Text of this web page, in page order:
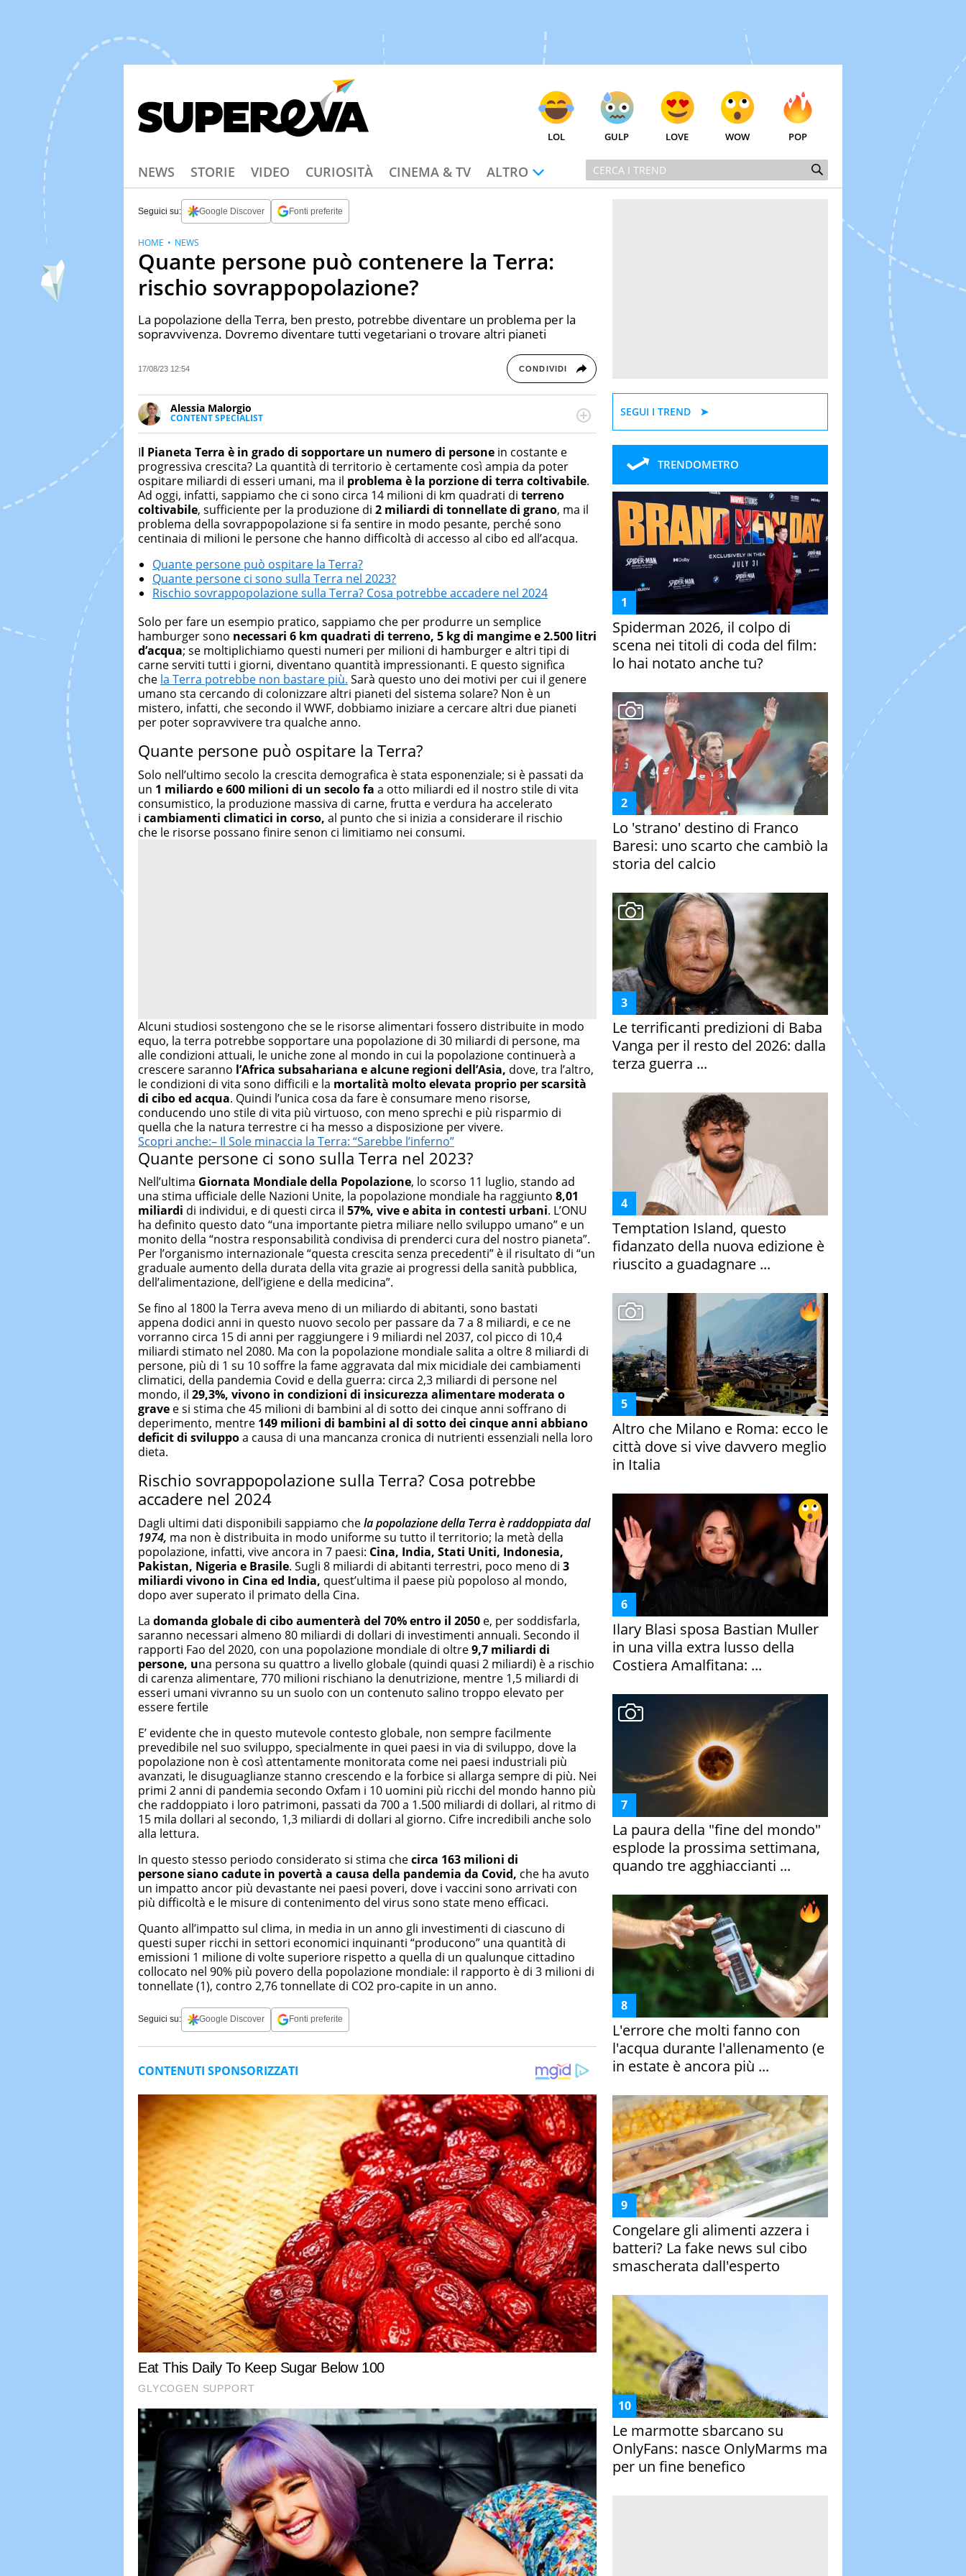
LOL GULP LOVE WOW POP
NEWS STORIE VIDEO CURIOSITÀ CINEMA & TV ALTRO
Seguici su: Google Discover Fonti preferite
Quante persone può contenere la Terra:
rischio sovrappopolazione?
La popolazione della Terra, ben presto, potrebbe diventare un problema per la
sopravvivenza. Dovremo diventare tutti vegetariani o trovare altri pianeti
17/08/23 12:54 CONDIVIDI
Alessia Malorgio
CONTENT SPECIALIST
Ha conseguito un Master in Marketing Management e Google Digital Training su
Marketing digitale. Si occupa della creazione di contenuti in ottica SEO e dello sviluppo
di strategie marketing attraverso canali digitali.
HOME NEWS
Il Pianeta Terra è in grado di sopportare un numero di persone in costante e
progressiva crescita? La quantità di territorio è certamente così ampia da poter
ospitare miliardi di esseri umani, ma il problema è la porzione di terra coltivabile.
Ad oggi, infatti, sappiamo che ci sono circa 14 milioni di km quadrati di terreno
coltivabile, sufficiente per la produzione di 2 miliardi di tonnellate di grano, ma il
problema della sovrappopolazione si fa sentire in modo pesante, perché sono
centinaia di milioni le persone che hanno difficoltà di accesso al cibo ed all’acqua.
Quante persone può ospitare la Terra?
Quante persone ci sono sulla Terra nel 2023?
Rischio sovrappopolazione sulla Terra? Cosa potrebbe accadere nel 2024
Solo per fare un esempio pratico, sappiamo che per produrre un semplice
hamburger sono necessari 6 km quadrati di terreno, 5 kg di mangime e 2.500 litri
d’acqua; se moltiplichiamo questi numeri per milioni di hamburger e altri tipi di
carne serviti tutti i giorni, diventano quantità impressionanti. E questo significa
che la Terra potrebbe non bastare più. Sarà questo uno dei motivi per cui il genere
umano sta cercando di colonizzare altri pianeti del sistema solare? Non è un
mistero, infatti, che secondo il WWF, dobbiamo iniziare a cercare altri due pianeti
per poter sopravvivere tra qualche anno.
Quante persone può ospitare la Terra?
Solo nell’ultimo secolo la crescita demografica è stata esponenziale; si è passati da
un 1 miliardo e 600 milioni di un secolo fa a otto miliardi ed il nostro stile di vita
consumistico, la produzione massiva di carne, frutta e verdura ha accelerato
i cambiamenti climatici in corso, al punto che si inizia a considerare il rischio
che le risorse possano finire senon ci limitiamo nei consumi.
Alcuni studiosi sostengono che se le risorse alimentari fossero distribuite in modo
equo, la terra potrebbe sopportare una popolazione di 30 miliardi di persone, ma
alle condizioni attuali, le uniche zone al mondo in cui la popolazione continuerà a
crescere saranno l’Africa subsahariana e alcune regioni dell’Asia, dove, tra l’altro,
le condizioni di vita sono difficili e la mortalità molto elevata proprio per scarsità
di cibo ed acqua. Quindi l’unica cosa da fare è consumare meno risorse,
conducendo uno stile di vita più virtuoso, con meno sprechi e più risparmio di
quella che la natura terrestre ci ha messo a disposizione per vivere.
Scopri anche:– Il Sole minaccia la Terra: “Sarebbe l’inferno”
Quante persone ci sono sulla Terra nel 2023?
Nell’ultima Giornata Mondiale della Popolazione, lo scorso 11 luglio, stando ad
una stima ufficiale delle Nazioni Unite, la popolazione mondiale ha raggiunto 8,01
miliardi di individui, e di questi circa il 57%, vive e abita in contesti urbani. L’ONU
ha definito questo dato “una importante pietra miliare nello sviluppo umano” e un
monito della “nostra responsabilità condivisa di prenderci cura del nostro pianeta”.
Per l’organismo internazionale “questa crescita senza precedenti” è il risultato di “un
graduale aumento della durata della vita grazie ai progressi della sanità pubblica,
dell’alimentazione, dell’igiene e della medicina”.
Se fino al 1800 la Terra aveva meno di un miliardo di abitanti, sono bastati
appena dodici anni in questo nuovo secolo per passare da 7 a 8 miliardi, e ce ne
vorranno circa 15 di anni per raggiungere i 9 miliardi nel 2037, col picco di 10,4
miliardi stimato nel 2080. Ma con la popolazione mondiale salita a oltre 8 miliardi di
persone, più di 1 su 10 soffre la fame aggravata dal mix micidiale dei cambiamenti
climatici, della pandemia Covid e della guerra: circa 2,3 miliardi di persone nel
mondo, il 29,3%, vivono in condizioni di insicurezza alimentare moderata o
grave e si stima che 45 milioni di bambini al di sotto dei cinque anni soffrano di
deperimento, mentre 149 milioni di bambini al di sotto dei cinque anni abbiano
deficit di sviluppoa causa di una mancanza cronica di nutrienti essenziali nella loro
dieta.
Rischio sovrappopolazione sulla Terra? Cosa potrebbe
accadere nel 2024
Dagli ultimi dati disponibili sappiamo chela popolazione della Terra è raddoppiata dal
1974, ma non è distribuita in modo uniforme su tutto il territorio; la metà della
popolazione, infatti, vive ancora in 7 paesi: Cina, India, Stati Uniti, Indonesia,
Pakistan, Nigeria e Brasile. Sugli 8 miliardi di abitanti terrestri, poco meno di 3
miliardi vivono in Cina ed India, quest’ultima il paese più popoloso al mondo,
dopo aver superato il primato della Cina.
La domanda globale di cibo aumenterà del 70% entro il 2050 e, per soddisfarla,
saranno necessari almeno 80 miliardi di dollari di investimenti annuali. Secondo il
rapporti Fao del 2020, con una popolazione mondiale di oltre9,7 miliardi di
persone, una persona su quattro a livello globale (quindi quasi 2 miliardi) è a rischio
di carenza alimentare, 770 milioni rischiano la denutrizione, mentre 1,5 miliardi di
esseri umani vivranno su un suolo con un contenuto salino troppo elevato per
essere fertile
E’ evidente che in questo mutevole contesto globale, non sempre facilmente
prevedibile nel suo sviluppo, specialmente in quei paesi in via di sviluppo, dove la
popolazione non è così attentamente monitorata come nei paesi industriali più
avanzati, le disuguaglianze stanno crescendo e la forbice si allarga sempre di più. Nei
primi 2 anni di pandemia secondo Oxfam i 10 uomini più ricchi del mondo hanno più
che raddoppiato i loro patrimoni, passati da 700 a 1.500 miliardi di dollari, al ritmo di
15 mila dollari al secondo, 1,3 miliardi di dollari al giorno. Cifre incredibili anche solo
alla lettura.
In questo stesso periodo considerato si stima checirca 163 milioni di
personesiano cadute in povertà a causa della pandemia da Covid, che ha avuto
un impatto ancor più devastante nei paesi poveri, dove i vaccini sono arrivati con
più difficoltà e le misure di contenimento del virus sono state meno efficaci.
Quanto all’impatto sul clima, in media in un anno gli investimenti di ciascuno di
questi super ricchi in settori economici inquinanti “producono” una quantità di
emissioni 1 milione di volte superiore rispetto a quella di un qualunque cittadino
collocato nel 90% più povero della popolazione mondiale: il rapporto è di 3 milioni di
tonnellate (1), contro 2,76 tonnellate di CO2 pro-capite in un anno.
Seguici su: Google Discover Fonti preferite
SEGUI I TREND
TRENDOMETRO
Spiderman 2026, il colpo di
scena nei titoli di coda del film:
lo hai notato anche tu?
Lo 'strano' destino di Franco
Baresi: uno scarto che cambiò la
storia del calcio
Le terrificanti predizioni di Baba
Vanga per il resto del 2026: dalla
terza guerra ...
Temptation Island, questo
fidanzato della nuova edizione è
riuscito a guadagnare ...
Altro che Milano e Roma: ecco le
città dove si vive davvero meglio
in Italia
Ilary Blasi sposa Bastian Muller
in una villa extra lusso della
Costiera Amalfitana: ...
La paura della "fine del mondo"
esplode la prossima settimana,
quando tre agghiaccianti ...
L'errore che molti fanno con
l'acqua durante l'allenamento (e
in estate è ancora più ...
Congelare gli alimenti azzera i
batteri? La fake news sul cibo
smascherata dall'esperto
Le marmotte sbarcano su
OnlyFans: nasce OnlyMarms ma
per un fine benefico